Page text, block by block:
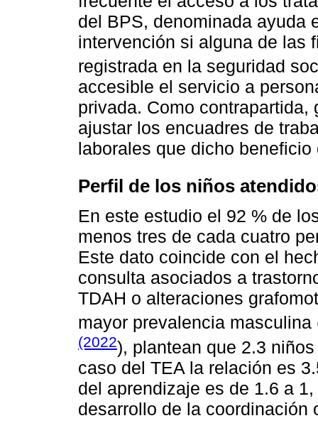
del BPS, denominada ayuda
intervención si alguna de las
registrada en la seguridad
accesible el servicio a
privada. Como
ajustar los encuadres de
laborales que dicho beneficio
Perfil de los niños
En este estudio el 92 % de
menos tres de cada cuatro
Este dato coincide con el
consulta asociados a
TDAH o alteraciones
mayor prevalencia masculina
(2022), plantean que 2.3
caso del TEA la relación es
del aprendizaje es de 1.6 a
desarrollo de la coordinación